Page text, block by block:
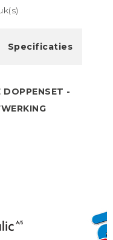
Specificaties
DOPPENSET -